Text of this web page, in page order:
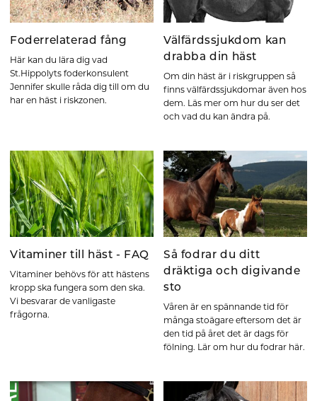
Foderrelaterad fång
Här kan du lära dig vad
St.Hippolyts foderkonsulent
Jennifer skulle råda dig till om du
har en häst i riskzonen.
Välfärdssjukdom kan
drabba din häst
Om din häst är i riskgruppen så
finns välfärdssjukdomar även hos
dem. Läs mer om hur du ser det
och vad du kan ändra på.
Vitaminer till häst - FAQ
Vitaminer behövs för att hästens
kropp ska fungera som den ska.
Vi besvarar de vanligaste
frågorna.
Så fodrar du ditt
dräktiga och digivande
sto
Våren är en spännande tid för
många stoägare eftersom det är
den tid på året det är dags för
fölning. Lär om hur du fodrar här.